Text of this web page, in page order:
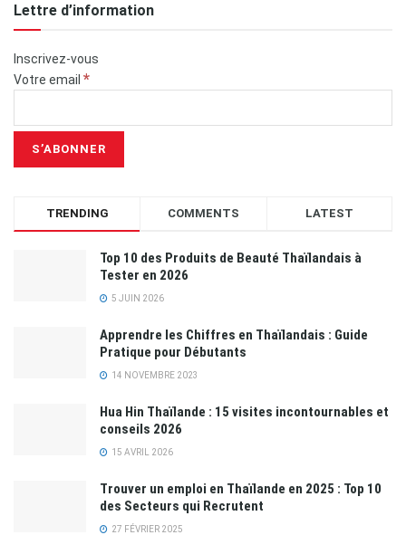
Lettre d’information
Inscrivez-vous
Votre email *
TRENDING COMMENTS LATEST
Top 10 des Produits de Beauté Thaïlandais à
Tester en 2026
5 JUIN 2026
Apprendre les Chiffres en Thaïlandais : Guide
Pratique pour Débutants
14 NOVEMBRE 2023
Hua Hin Thaïlande : 15 visites incontournables et
conseils 2026
15 AVRIL 2026
Trouver un emploi en Thaïlande en 2025 : Top 10
des Secteurs qui Recrutent
27 FÉVRIER 2025